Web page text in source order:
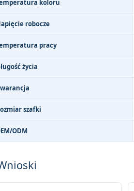
koloru
robocze
pracy
życia
szafki
ODM